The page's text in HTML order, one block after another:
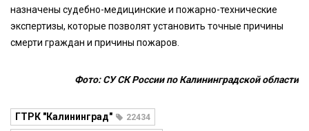
назначены судебно-медицинские и пожарно-технические
экспертизы, которые позволят установить точные причины
смерти граждан и причины пожаров.
Фото: СУ СК России по Калининградской области
ГТРК "Калининград" 22434